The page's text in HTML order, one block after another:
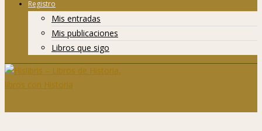
Registro
Mis entradas
Mis publicaciones
Libros que sigo